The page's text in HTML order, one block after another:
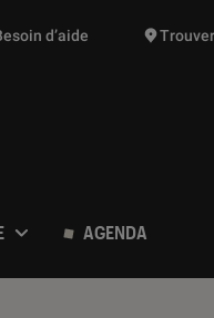
de produits vont
d’aide
AGENDA